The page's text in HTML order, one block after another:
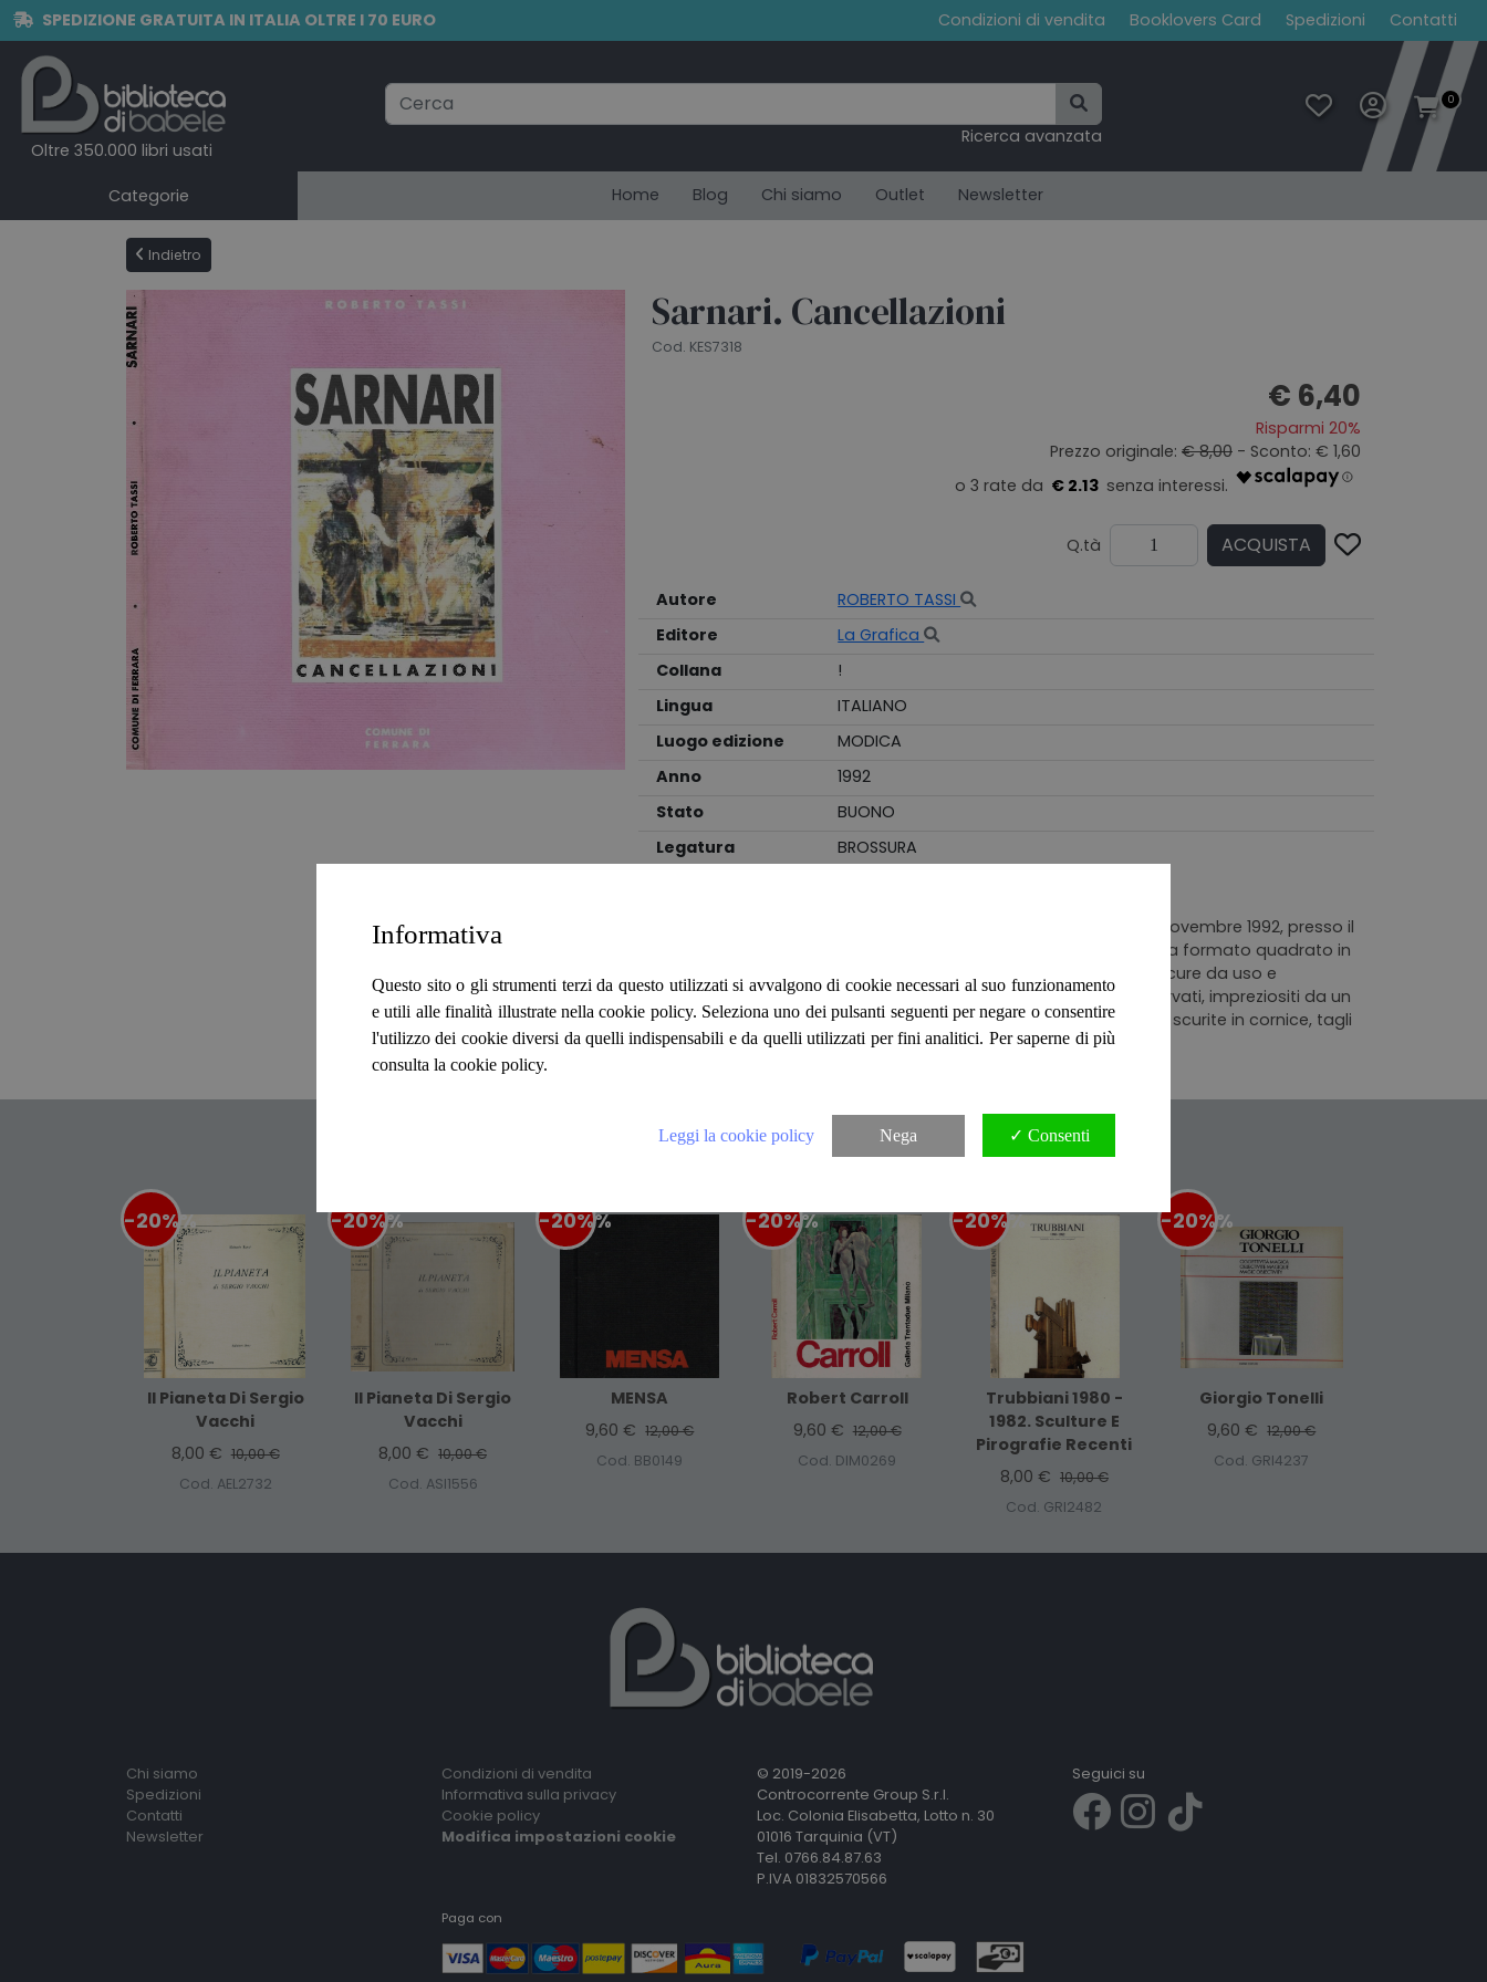
SPEDIZIONE GRATUITA IN ITALIA OLTRE I 70 EURO Condizioni di vendita Booklovers Card Spedizioni Contatti
Oltre 350.000 libri usati
Ricerca avanzata
0
Categorie Home Blog Chi siamo Outlet Newsletter
Indietro
Sarnari. Cancellazioni
Cod. KES7318
€ 6,40
Risparmi 20%
Prezzo originale: € 8,00 - Sconto: € 1,60
€ 2.13
Q.tà ACQUISTA
Autore
ROBERTO TASSI
Editore
La Grafica
Collana
!
Lingua
ITALIANO
Luogo edizione
MODICA
Anno
1992
Stato
BUONO
Legatura
BROSSURA
Catalogo dell'esposizione tenutasi a Ferrara dal 3 ottobre al 15 novembre 1992, presso il
Palazzo dei Diamanti, Padiglione d'arte contemporanea. Brossura formato quadrato in
cartoncino vergato visibilmente annerito da polvere, impronte scure da uso e
macchiette da contatto in prima. Fogli interni lucidi e ben conservati, impreziositi da un
generoso corredo iconografico a colori, tonalità maggiormente scurite in cornice, tagli
ocra. Pagine non numerate.
Articoli suggeriti
-20%%
Il Pianeta Di Sergio
Vacchi
8,00 € 10,00 €
Cod. AEL2732
-20%%
Il Pianeta Di Sergio
Vacchi
8,00 € 10,00 €
Cod. ASI1556
-20%%
MENSA
9,60 € 12,00 €
Cod. BB0149
-20%%
Robert Carroll
9,60 € 12,00 €
Cod. DIM0269
-20%%
Trubbiani 1980 -
1982. Sculture E
Pirografie Recenti
8,00 € 10,00 €
Cod. GRI2482
-20%%
Giorgio Tonelli
9,60 € 12,00 €
Cod. GRI4237
Chi siamo
Spedizioni
Contatti
Newsletter
Condizioni di vendita
Informativa sulla privacy
Cookie policy
Modifica impostazioni cookie
© 2019-2026
Controcorrente Group S.r.l.
Loc. Colonia Elisabetta, Lotto n. 30
01016 Tarquinia (VT)
Tel. 0766.84.87.63
P.IVA 01832570566
Seguici su
Paga con
Informativa
Questo sito o gli strumenti terzi da questo utilizzati si avvalgono di cookie necessari al suo funzionamento
e utili alle finalità illustrate nella cookie policy. Seleziona uno dei pulsanti seguenti per negare o consentire
l'utilizzo dei cookie diversi da quelli indispensabili e da quelli utilizzati per fini analitici. Per saperne di più
consulta la cookie policy.
Leggi la cookie policy Nega ✓ Consenti